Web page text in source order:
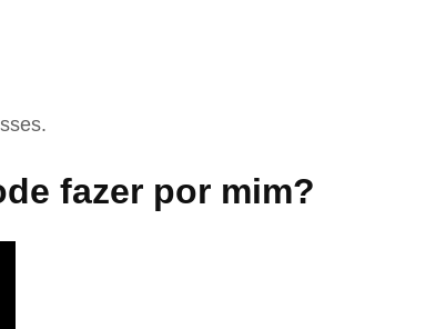
fazer por mim?